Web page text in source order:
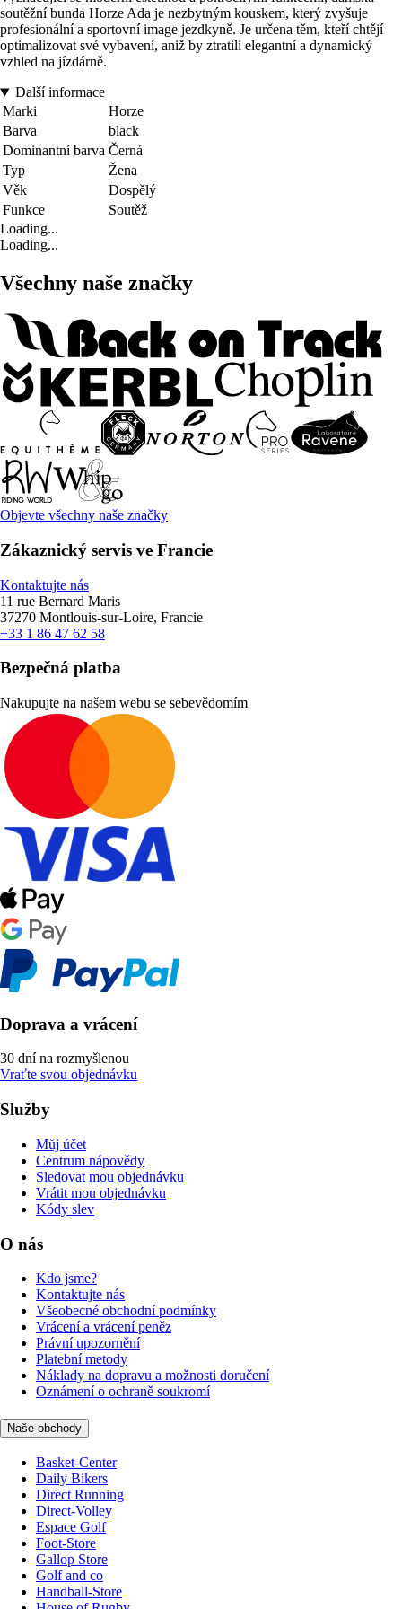
soutěžní bunda Horze Ada je nezbytným kouskem, který zvyšuje
profesionální a sportovní image jezdkyně. Je určena těm, kteří chtějí
optimalizovat své vybavení, aniž by ztratili elegantní a dynamický
vzhled na jízdárně.
Další informace
Marki
Horze
Barva
black
Dominantní barva Černá
Typ
Žena
Věk
Dospělý
Funkce
Soutěž
Loading...
Loading...
Všechny naše značky
Objevte všechny naše značky
Zákaznický servis ve Francie
Kontaktujte nás
11 rue Bernard Maris
37270 Montlouis-sur-Loire, Francie
+33 1 86 47 62 58
Bezpečná platba
Nakupujte na našem webu se sebevědomím
Doprava a vrácení
30 dní na rozmyšlenou
Vraťte svou objednávku
Služby
Můj účet
Centrum nápovědy
Sledovat mou objednávku
Vrátit mou objednávku
Kódy slev
O nás
Kdo jsme?
Kontaktujte nás
Všeobecné obchodní podmínky
Vrácení a vrácení peněz
Právní upozornění
Platební metody
Náklady na dopravu a možnosti doručení
Oznámení o ochraně soukromí
Naše obchody
Basket-Center
Daily Bikers
Direct Running
Direct-Volley
Espace Golf
Foot-Store
Gallop Store
Golf and co
Handball-Store